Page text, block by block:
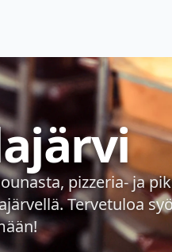
pizzeria- ja
Tervetuloa